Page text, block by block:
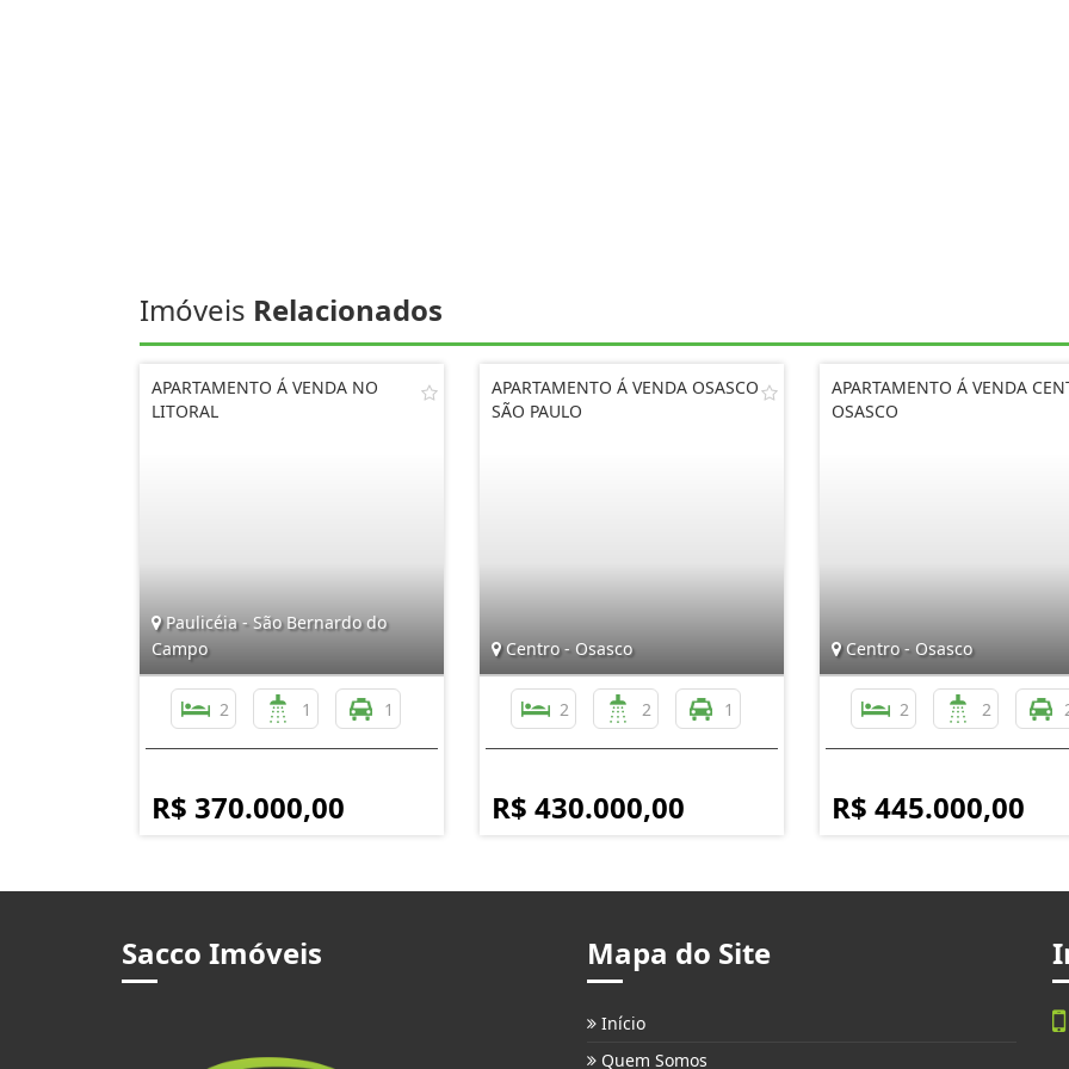
Imóveis Relacionados
APARTAMENTO Á VENDA NO
LITORAL
Paulicéia - São Bernardo do
Campo
2 1 1
R$ 370.000,00
APARTAMENTO Á VENDA OSASCO
SÃO PAULO
Centro - Osasco
2 2 1
R$ 430.000,00
APARTAMENTO Á VENDA
OSASCO
Centro - Osasco
2 2
R$ 445.000,00
Sacco Imóveis Mapa do Site
Início
Quem Somos